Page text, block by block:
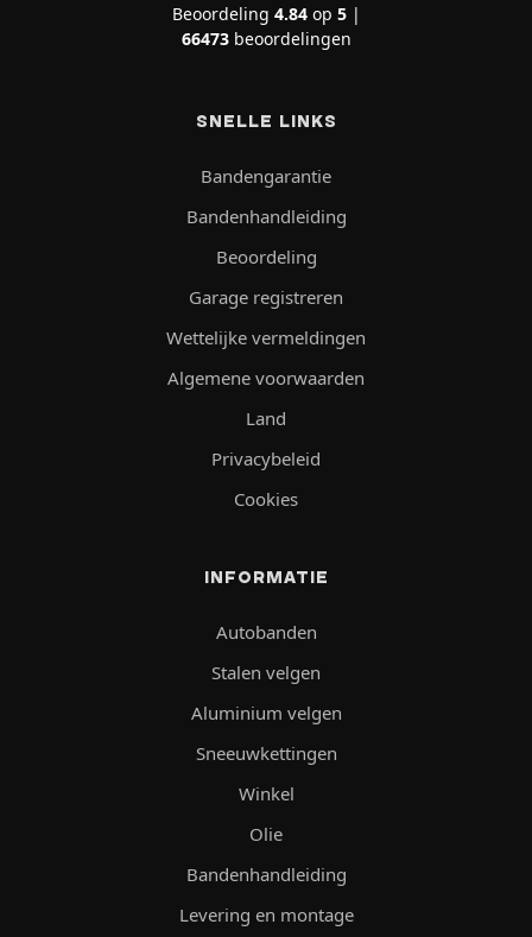
Beoordeling 4.84op 5|
66473beoordelingen
SNELLE LINKS
Bandengarantie
Bandenhandleiding
Beoordeling
Garage registreren
Wettelijke vermeldingen
Algemene voorwaarden
Land
Privacybeleid
Cookies
INFORMATIE
Autobanden
Stalen velgen
Aluminium velgen
Sneeuwkettingen
Winkel
Olie
Bandenhandleiding
Levering en montage